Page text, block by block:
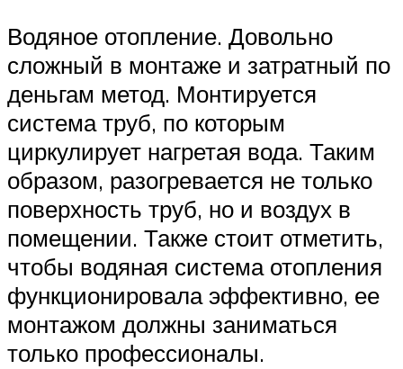
Водяное отопление. Довольно
сложный в монтаже и затратный по
деньгам метод. Монтируется
система труб, по которым
циркулирует нагретая вода. Таким
образом, разогревается не только
поверхность труб, но и воздух в
помещении. Также стоит отметить,
чтобы водяная система отопления
функционировала эффективно, ее
монтажом должны заниматься
только профессионалы.